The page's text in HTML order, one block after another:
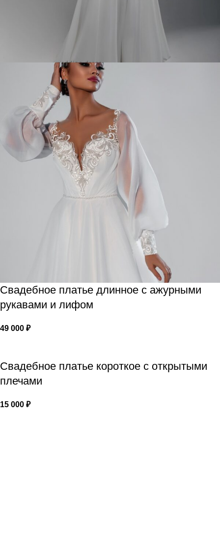
Свадебное платье длинное с ажурными
рукавами и лифом
49 000 ₽
Свадебное платье короткое с открытыми
плечами
15 000 ₽